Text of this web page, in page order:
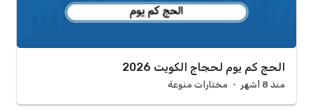
الحج كم يوم لحجاج الكويت 2026
منذ 8 أشهر مختارات منوعة